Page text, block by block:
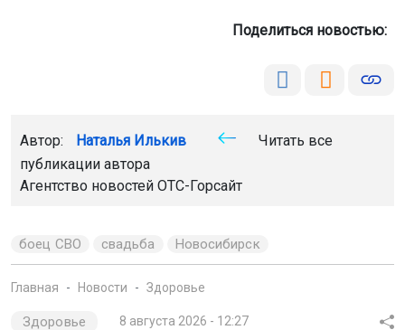
Поделиться новостью:
Автор: Наталья Илькив
Читать все
публикации автора
Агентство новостей ОТС-Горсайт
боец СВО свадьба Новосибирск
Главная Новости Здоровье
Здоровье 8 августа 2026 - 12:27